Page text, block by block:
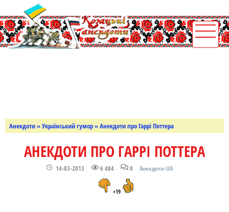
Анекдоти»Український гумор» Анекдоти про Гаррі Поттера
АНЕКДОТИ ПРО ГАРРІ ПОТТЕРА
14-03-2013 6 484 0 Анекдоти-UA
+19